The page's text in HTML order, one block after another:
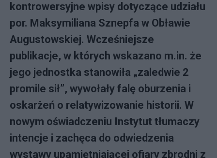
kontrowersyjne wpisy dotyczące udziału
por. Maksymiliana Sznepfa w Obławie
Augustowskiej. Wcześniejsze
publikacje, w których wskazano m.in. że
jego jednostka stanowiła „zaledwie 2
promile sił”, wywołały falę oburzenia i
oskarżeń o relatywizowanie historii. W
nowym oświadczeniu Instytut tłumaczy
intencje i zachęca do odwiedzenia
wystawy upamiętniającej ofiary zbrodni z